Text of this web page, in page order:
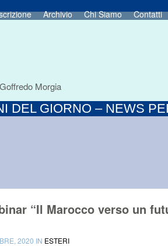
Archivio Chi Siamo Contatti
Morgia
DEL GIORNO – NEWS
“Il Marocco verso un
2020 IN ESTERI